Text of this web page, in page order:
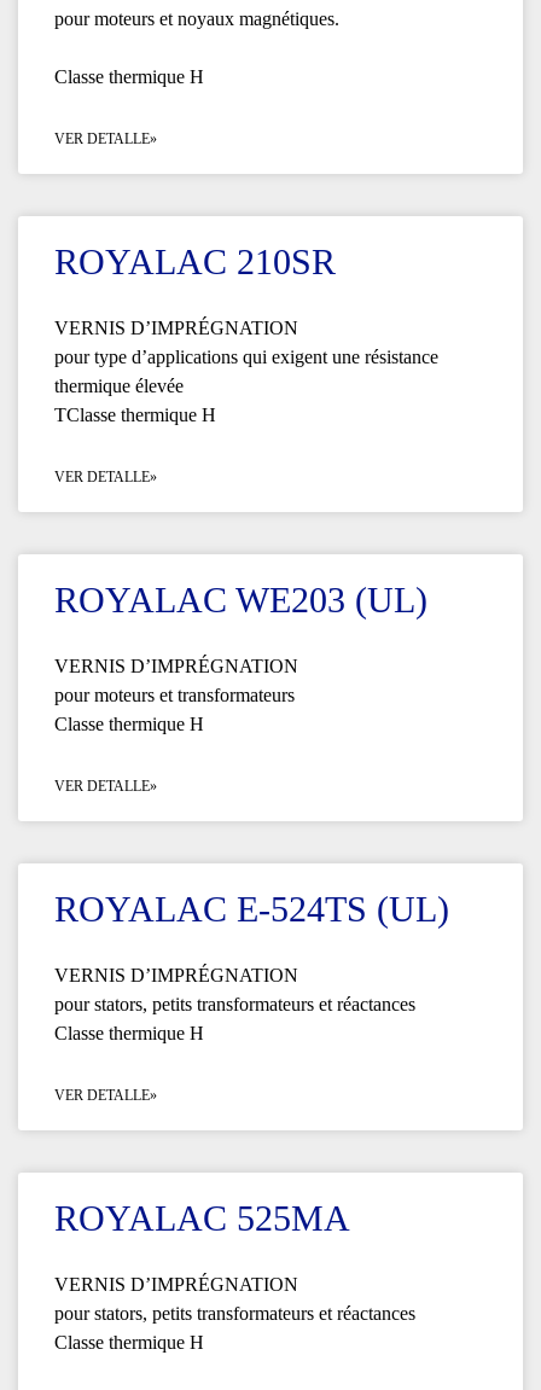
pour moteurs et noyaux magnétiques.
Classe thermique H
VER DETALLE»
ROYALAC 210SR
VERNIS D’IMPRÉGNATION
pour type d’applications qui exigent une résistance
thermique élevée
TClasse thermique H
VER DETALLE»
ROYALAC WE203 (UL)
VERNIS D’IMPRÉGNATION
pour moteurs et transformateurs
Classe thermique H
VER DETALLE»
ROYALAC E-524TS (UL)
VERNIS D’IMPRÉGNATION
pour stators, petits transformateurs et réactances
Classe thermique H
VER DETALLE»
ROYALAC 525MA
VERNIS D’IMPRÉGNATION
pour stators, petits transformateurs et réactances
Classe thermique H